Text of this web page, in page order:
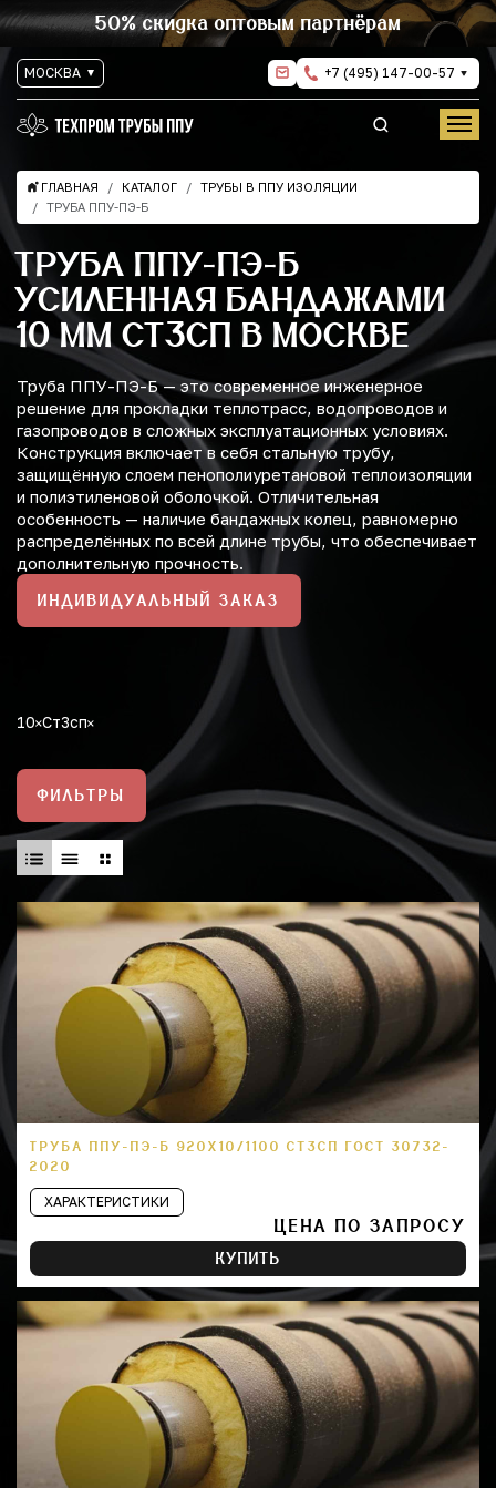
50% скидка оптовым партнёрам
МОСКВА +7 (495) 147-00-57
ГЛАВНАЯ КАТАЛОГ
ТРУБЫ В ППУ ИЗОЛЯЦИИ
ТРУБА ППУ-ПЭ-Б
ТРУБА ППУ-ПЭ-Б
УСИЛЕННАЯ БАНДАЖАМИ
10 ММ СТ3СП В МОСКВЕ
Труба ППУ-ПЭ-Б — это современное инженерное
решение для прокладки теплотрасс, водопроводов и
газопроводов в сложных эксплуатационных условиях.
Конструкция включает в себя стальную трубу,
защищённую слоем пенополиуретановой теплоизоляции
и полиэтиленовой оболочкой. Отличительная
особенность — наличие бандажных колец, равномерно
распределённых по всей длине трубы, что обеспечивает
дополнительную прочность.
ИНДИВИДУАЛЬНЫЙ ЗАКАЗ
10 Ст3сп
ФИЛЬТРЫ
ТРУБА ППУ-ПЭ-Б 920Х10/1100 СТ3СП ГОСТ 30732-
2020
ХАРАКТЕРИСТИКИ
ЦЕНА ПО ЗАПРОСУ
КУПИТЬ